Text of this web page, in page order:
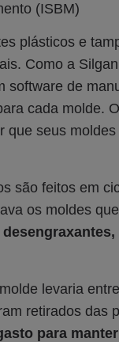
(ISBM)
plásticos e
Como a
de
cada molde.
seus
são feitos em
os moldes
levaria entre
retirados das
para